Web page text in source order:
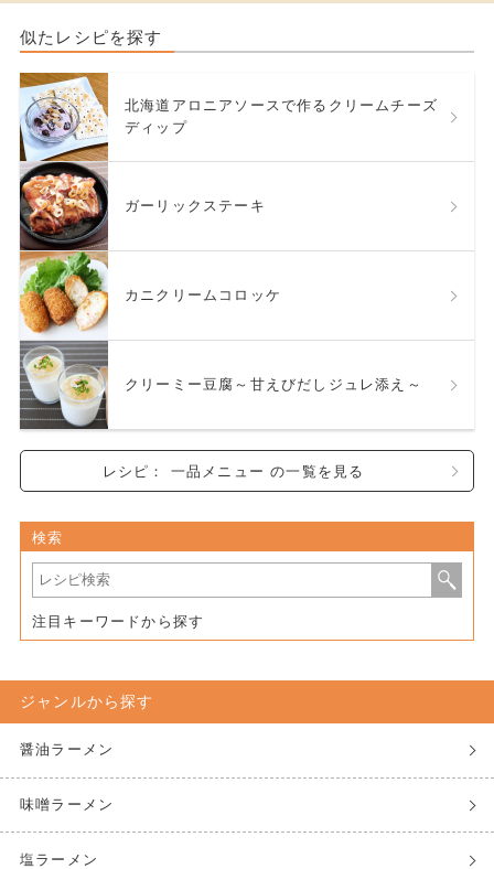
似たレシピを探す
北海道アロニアソースで作るクリームチーズ
ディップ
ガーリックステーキ
カニクリームコロッケ
クリーミー豆腐～甘えびだしジュレ添え～
レシピ： 一品メニュー の一覧を見る
検索
注目キーワードから探す
ジャンルから探す
醤油ラーメン
味噌ラーメン
塩ラーメン